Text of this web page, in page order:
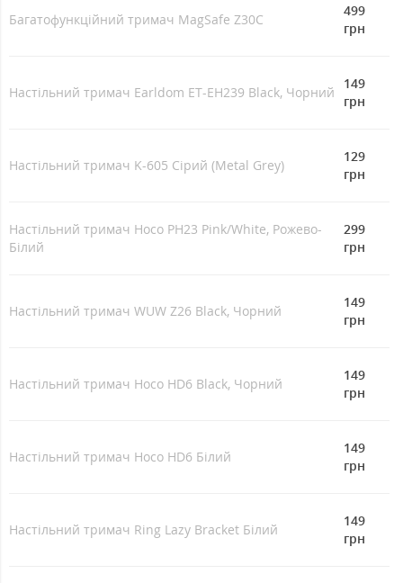
Багатофункційний тримач MagSafe Z30C
499
грн
Настільний тримач Earldom ET-EH239 Black, Чорний
149
грн
Настільний тримач K-605 Сірий (Metal Grey)
129
грн
Настільний тримач Hoco PH23 Pink/White, Рожево-
Білий
299
грн
Настільний тримач WUW Z26 Black, Чорний
149
грн
Настільний тримач Hoco HD6 Black, Чорний
149
грн
Настільний тримач Hoco HD6 Білий
149
грн
Настільний тримач Ring Lazy Bracket Білий
149
грн